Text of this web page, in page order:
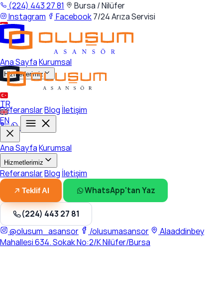
(224) 443 27 81
Bursa / Nilüfer
Instagram
Facebook7/24 Arıza Servisi
TR
EN
Ana SayfaKurumsal
Hizmetlerimiz
ReferanslarBlog İletişim
TR
EN
Ana SayfaKurumsal
Hizmetlerimiz
Asansör Montaj / Kurulum
Modernizasyon
Asansör Bakım Asansör Servis / Arıza
ReferanslarBlog İletişim
Teklif Al WhatsApp'tan Yaz
(224) 443 27 81
@olusum_asansor /olusumasansor
Alaaddinbey
Mahallesi 634. Sokak No:2/K Nilüfer/Bursa